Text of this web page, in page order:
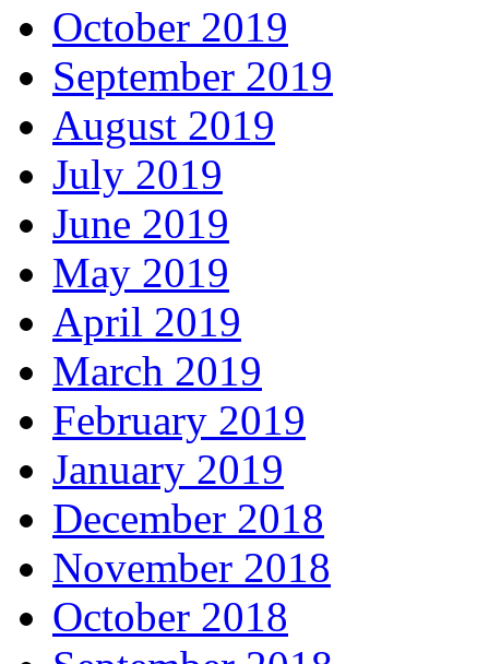
October 2019
September 2019
August 2019
July 2019
June 2019
May 2019
April 2019
March 2019
February 2019
January 2019
December 2018
November 2018
October 2018